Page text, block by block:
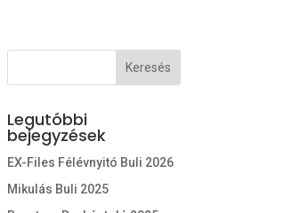
Legutóbbi
bejegyzések
EX-Files Félévnyitó Buli 2026
Mikulás Buli 2025